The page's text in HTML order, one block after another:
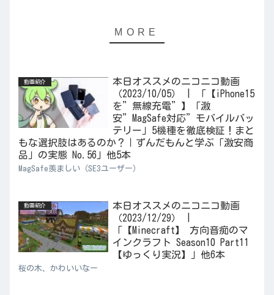
動画紹介
本日オススメのニコニコ動画
（2023/10/05） | 「【iPhone15
を”無線充電”】「激
安”MagSafe対応”モバイルバッ
テリー」5機種を徹底検証！まと
もな選択肢はあるのか？｜ずんだもんと学ぶ「激安商
品」の実態 No.56」他5本
MagSafe羨ましい（SE3ユーザー）
動画紹介
本日オススメのニコニコ動画
（2023/12/29） |
「【Minecraft】 方向音痴のマ
インクラフト Season10 Part11
【ゆっくり実況】」他6本
桜の木、かわいいなー